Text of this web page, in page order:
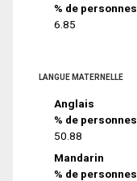
% de personnes
6.85
LANGUE MATERNELLE
Anglais
% de personnes
50.88
Mandarin
% de personnes